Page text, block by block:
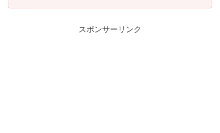
スポンサーリンク